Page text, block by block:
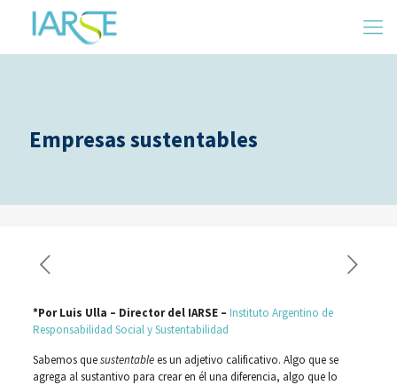
Empresas sustentables
*Por Luis Ulla – Director del IARSE – Instituto Argentino de
Responsabilidad Social y Sustentabilidad
Sabemos quesustentablees un adjetivo calificativo. Algo que se
agrega al sustantivo para crear en él una diferencia, algo que lo